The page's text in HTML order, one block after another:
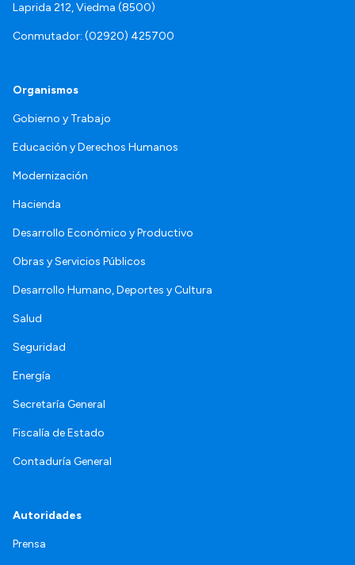
Laprida 212, Viedma (8500)
Conmutador: (02920) 425700
Organismos
Gobierno y Trabajo
Educación y Derechos Humanos
Modernización
Hacienda
Desarrollo Económico y Productivo
Obras y Servicios Públicos
Desarrollo Humano, Deportes y Cultura
Salud
Seguridad
Energía
Secretaría General
Fiscalía de Estado
Contaduría General
Autoridades
Prensa